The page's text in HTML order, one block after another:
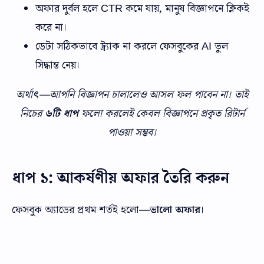
অফার দুর্বল হলে CTR কমে যায়, মানুষ বিজ্ঞাপনে ক্লিকই
করে না।
ডেটা সঠিকভাবে ট্র্যাক না করলে ফেসবুকের AI ভুল
সিদ্ধান্ত নেয়।
অর্থাৎ—আপনি বিজ্ঞাপন চালালেও আসল ফল পাবেন না। তাই
নিচের৬টি ধাপফলো করলেই কেবল বিজ্ঞাপনে প্রকৃত রিটার্ন
পাওয়া সম্ভব।
ধাপ ১: আকর্ষণীয় অফার তৈরি করুন
ফেসবুক অ্যাডের প্রথম শর্তই হলো—ভালো অফার।